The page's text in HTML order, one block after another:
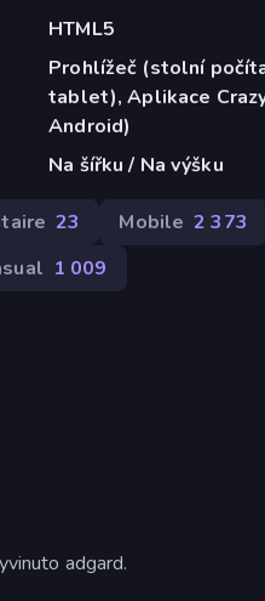
HTML5
Prohlížeč (stolní
tablet), Aplikace
Android)
Na šířku / Na výšku
23 Mobile 2 373
1 009
adgard.